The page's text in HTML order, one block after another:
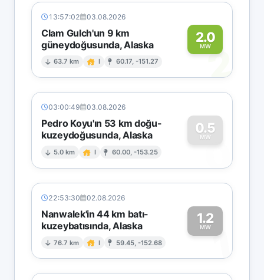
13:57:02 03.08.2026
Clam Gulch'un 9 km
güneydoğusunda, Alaska
63.7 km I 60.17, -151.27
2.0
MW2
03:00:49 03.08.2026
Pedro Koyu'ın 53 km doğu-
kuzeydoğusunda, Alaska
5.0 km I 60.00, -153.25
0.5
MW
0
22:53:30 02.08.2026
Nanwalek'in 44 km batı-
kuzeybatısında, Alaska
76.7 km I 59.45, -152.68
1.2
MW1